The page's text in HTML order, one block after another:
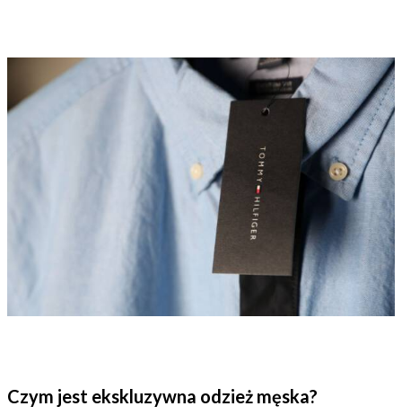
Czym jest ekskluzywna odzież męska?